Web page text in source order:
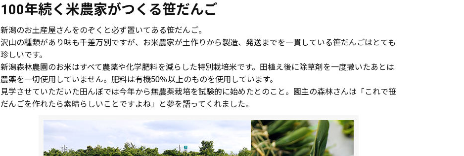
100年続く米農家がつくる笹だんご
新潟のお土産屋さんをのぞくと必ず置いてある笹だんご。
沢山の種類があり味も千差万別ですが、お米農家が土作りから製造、発送までを一貫している笹だんごはとても
珍しいです。
新潟森林農園のお米はすべて農薬や化学肥料を減らした特別栽培米です。田植え後に除草剤を一度撒いたあとは
農薬を一切使用していません。肥料は有機50％以上のものを使用しています。
見学させていただいた田んぼでは今年から無農薬栽培を試験的に始めたとのこと。園主の森林さんは「これで笹
だんごを作れたら素晴らしいことですよね」と夢を語ってくれました。